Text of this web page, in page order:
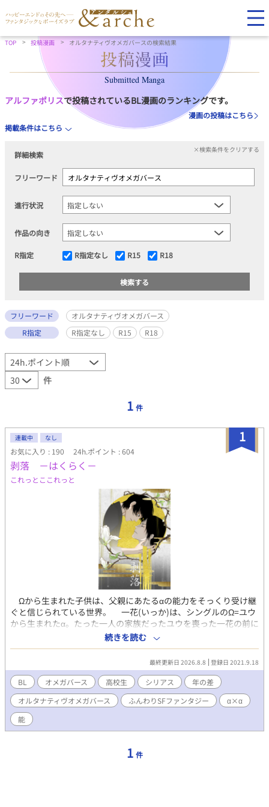
TOP 投稿漫画 オルタナティヴオメガバースの検索結果
Submitted Manga
アルファポリスで投稿されているBL漫画のランキングです。
漫画の投稿はこちら
掲載条件はこちら
詳細検索
×検索条件をクリアする
フリーワード
進行状況
作品の向き
R指定 R指定なし R15 R18
フリーワード
オルタナティヴオメガバース
R指定
R指定なし R15 R18
件
1 件
1
連載中 なし
お気に入り : 190 24h.ポイント : 604
剥落 －はくらく－
これっとここれっと
Ωから生まれた子供は、父親にあたるαの能力をそっくり受け継
ぐと信じられている世界。 一花(いっか)は、シングルのΩ=ユウ
から生まれたα。たった一人の家族だったユウを喪った一花の前に
現れたのは、美しい伯父、能楽松柏流宗家、秋月(あきづき)玄弥
(とうや)だった。αの才能と将来性を見込まれ、松柏流の弟子とし
て秋月家に引き取られた一花だったが、成長するにつれ舞への情
熱を失っていた。見かねて手を差し伸べた伯父でありαの玄弥に惹
かれ、想いを積らせる。 蓮(れん)は、ごく普通の高校生。まだ
性別は確定していない。一花のクラスメイト。一花の置かれた特
殊な環境に興味を持ち、次第に一花に惹かれていく。『性別って
そんなに大事？』『俺は相手が何であっても構わない』 それぞれ
が自分の生きる世界を模索する。 後半若干スポ根めいたりして
続きを読む
最終更新日 2026.8.8 登録日 2021.9.18
BL オメガバース 高校生 シリアス
年の差
オルタナティヴオメガバース
ふんわりSFファンタジー
α×α
能
1 件